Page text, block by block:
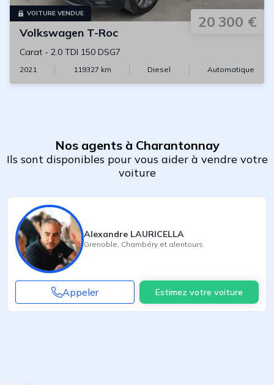
VOITURE VENDUE 20 300 €
Volkswagen T-Roc
Carat - 2.0 TDI 150 DSG7
2021 119327 km Diesel Automatique
Nos agents à Charantonnay
Ils sont disponibles pour vous aider à vendre votre
voiture
Alexandre LAURICELLA
Grenoble Chambéry et alentours
Appeler Estimez votre voiture